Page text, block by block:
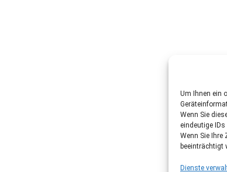
Um Ihnen ein
Wenn Sie
eindeutige IDs
Wenn Sie
beeinträchtigt
Dienste